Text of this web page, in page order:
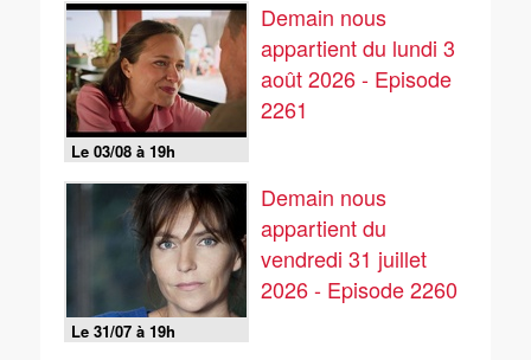
Le 03/08 à 19h
Demain nous
appartient du lundi 3
août 2026 - Episode
2261
Le 31/07 à 19h
Demain nous
appartient du
vendredi 31 juillet
2026 - Episode 2260